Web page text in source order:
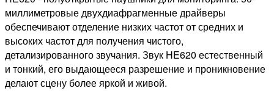
миллиметровые двухдиафрагменные драйверы
обеспечивают отделение низких частот от средних и
высоких частот для получения чистого,
детализированного звучания. Звук HE620 естественный
и тонкий, его выдающееся разрешение и проникновение
делают сцену более яркой и живой.